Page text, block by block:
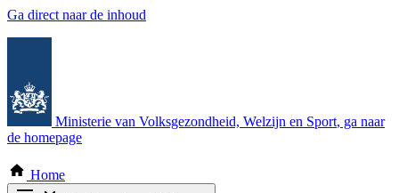
Ga direct naar de inhoud
Ministerie van Volksgezondheid, Welzijn en Sport, ga naar
de homepage
Home